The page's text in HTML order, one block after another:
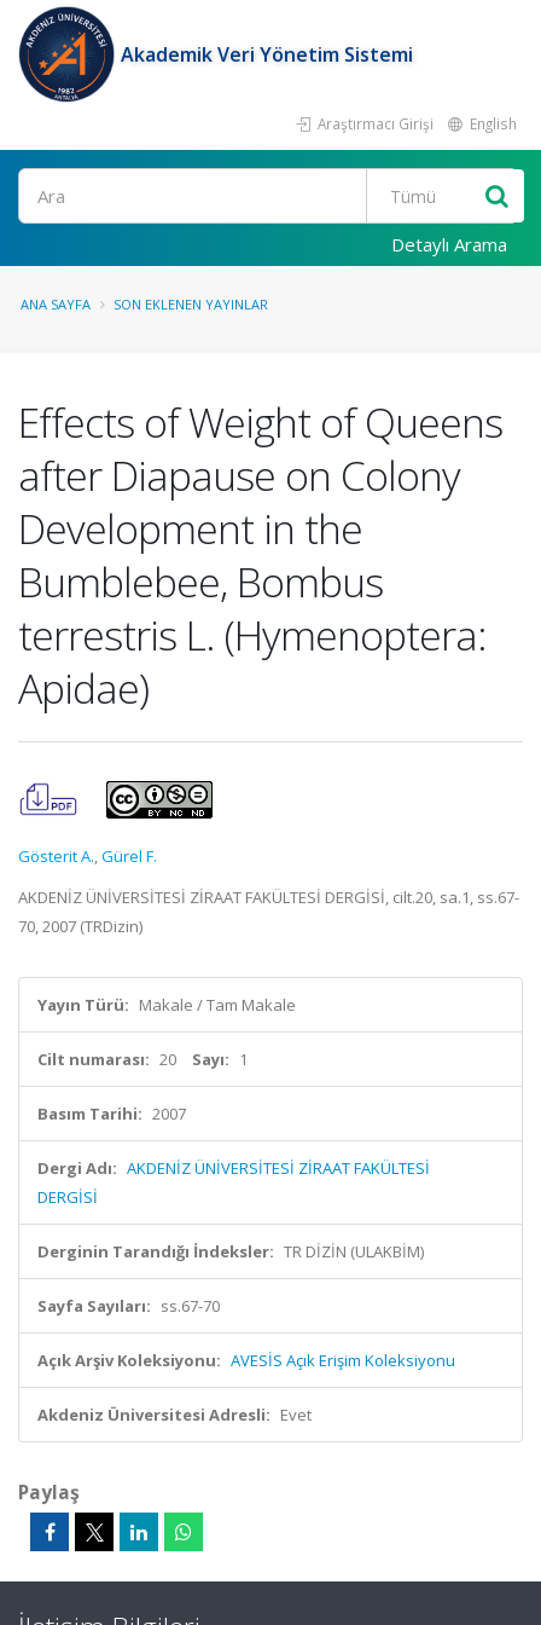
Akademik Veri Yönetim Sistemi
Araştırmacı Girişi English
Ara
Detaylı Arama
ANA SAYFA SON EKLENEN YAYINLAR
Effects of Weight of Queens
after Diapause on Colony
Development in the
Bumblebee, Bombus
terrestris L. (Hymenoptera:
Apidae)
Gösterit A.,Gürel F.
AKDENİZ ÜNİVERSİTESİ ZİRAAT FAKÜLTESİ DERGİSİ, cilt.20, sa.1, ss.67-
70, 2007 (TRDizin)
Yayın Türü: Makale / Tam Makale
Cilt numarası: 20 Sayı: 1
Basım Tarihi: 2007
Dergi Adı: AKDENİZ ÜNİVERSİTESİ ZİRAAT FAKÜLTESİ
DERGİSİ
Derginin Tarandığı İndeksler: TR DİZİN (ULAKBİM)
Sayfa Sayıları: ss.67-70
Açık Arşiv Koleksiyonu: AVESİS Açık Erişim Koleksiyonu
Akdeniz Üniversitesi Adresli: Evet
Paylaş